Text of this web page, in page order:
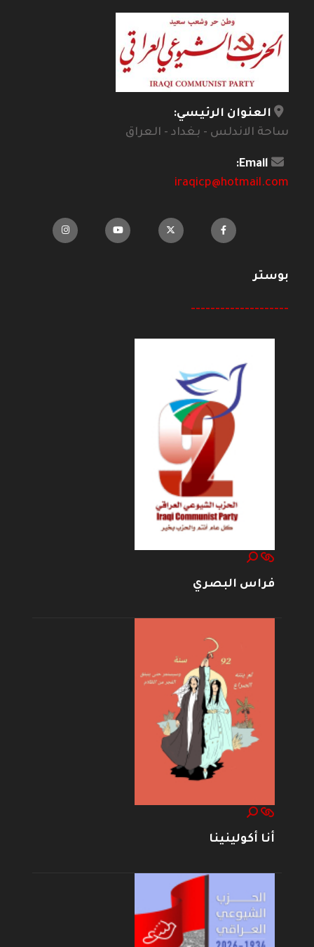
العنوان الرئيسي:
ساحة الاندلس - بغداد - العراق
Email:
iraqicp@hotmail.com
بوستر
--------------------
فراس البصري
أنا أكولينينا